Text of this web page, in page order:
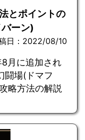
とポイントの
ーン)
日：2022/08/10
月に追加され
闘場(ドマフ
略方法の解説